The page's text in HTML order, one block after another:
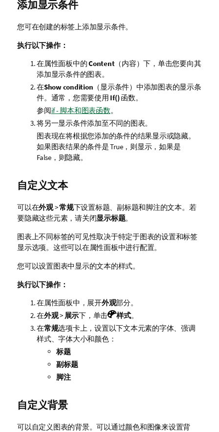
添加显示条件
您可在创建的标签上添加显示条件。
执行以下操作：
在属性面板中的Content（内容）下，单击您要向其
添加显示条件的图表。
在Show condition （显示条件）中添加图表的显示条
件。通常，您需要使用 If() 函数。
参阅if - 脚本和图表函数。
将另一显示条件添加至不同的图表。
图表现在将根据您添加的条件的结果显示或隐藏。
如果图表结果的条件是 True，则显示，如果是
False，则隐藏。
自定义文本
可以在外观>常规下设置标题、副标题和脚注的文本。若
要隐藏这些元素，请关闭显示标题。
图表上不同标签的可见性取决于特定于图表的设置和标签
显示选项。这些可以在属性面板中进行配置。
您可以设置图表中显示的文本的样式。
执行以下操作：
在属性面板中，展开外观部分。
在外观> 展示下，单击 样式。
在常规选项卡上，设置以下文本元素的字体、强调
样式、字体大小和颜色：
标题
副标题
脚注
自定义背景
可以自定义图表的背景。可以通过颜色和图像来设置背